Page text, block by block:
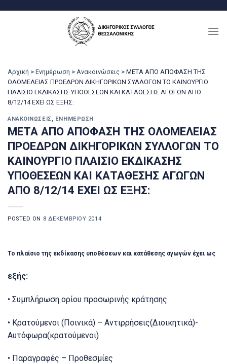
Αρχική > Ενημέρωση > Ανακοινώσεις > ΜΕΤΑ ΑΠΟ ΑΠΟΦΑΣΗ ΤΗΣ
ΟΛΟΜΕΛΕΙΑΣ ΠΡΟΕΔΡΩΝ ΔΙΚΗΓΟΡΙΚΩΝ ΣΥΛΛΟΓΩΝ ΤΟ ΚΑΙΝΟΥΡΓΙΟ
ΠΛΑΙΣΙΟ ΕΚΔΙΚΑΣΗΣ ΥΠΟΘΕΣΕΩΝ ΚΑΙ ΚΑΤΑΘΕΣΗΣ ΑΓΩΓΩΝ ΑΠΟ
8/12/14 ΕΧΕΙ ΩΣ ΕΞΗΣ:
ΑΝΑΚΟΙΝΏΣΕΙΣ , ΕΝΗΜΈΡΩΣΗ
ΜΕΤΑ ΑΠΟ ΑΠΟΦΑΣΗ ΤΗΣ ΟΛΟΜΕΛΕΙΑΣ
ΠΡΟΕΔΡΩΝ ΔΙΚΗΓΟΡΙΚΩΝ ΣΥΛΛΟΓΩΝ ΤΟ
ΚΑΙΝΟΥΡΓΙΟ ΠΛΑΙΣΙΟ ΕΚΔΙΚΑΣΗΣ
ΥΠΟΘΕΣΕΩΝ ΚΑΙ ΚΑΤΑΘΕΣΗΣ ΑΓΩΓΩΝ
ΑΠΟ 8/12/14 ΕΧΕΙ ΩΣ ΕΞΗΣ:
POSTED ON 8 ΔΕΚΕΜΒΡΊΟΥ 2014
Το πλαίσιο της εκδίκασης υποθέσεων και κατάθεσης αγωγών έχει ως
εξής:
• Συμπλήρωση ορίου προσωρινής κράτησης
• Κρατούμενοι (Ποινικά) – Αντιρρήσεις(Διοικητικά)-
Αυτόφωρα(κρατούμενοι)
• Παραγραφές – Προθεσμίες